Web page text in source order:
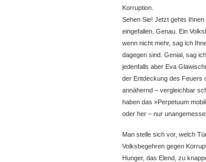
Korruption.
Sehen Sie! Jetzt gehts
eingefallen. Genau. Ein
wenn nicht mehr, sag ich
dagegen sind. Genial, sag
jedenfalls aber Eva
der Entdeckung des Feuers
annähernd – vergleichbar
haben das »Perpetuum
oder her – nur
Man stelle sich vor, welch
Volksbegehren gegen
Hunger, das Elend, zu